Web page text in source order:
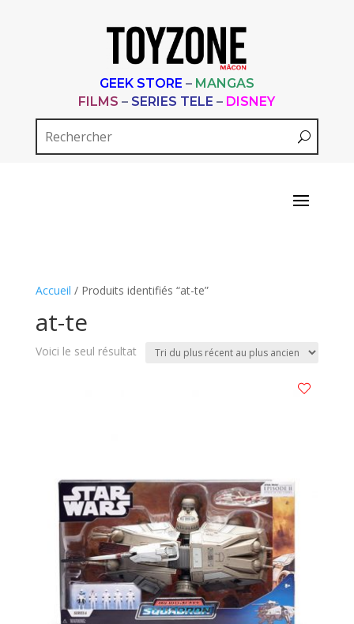
GEEK STORE – MANGAS
FILMS – SERIES TELE – DISNEY
Accueil / Produits identifiés “at-te”
at-te
Voici le seul résultat